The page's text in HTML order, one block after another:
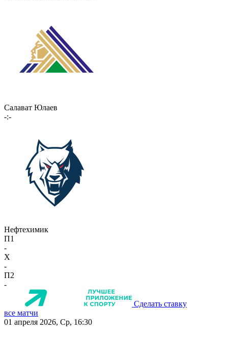
Салават Юлаев
-:-
Нефтехимик
П1
-
X
-
П2
-
Сделать ставку
все матчи
01 апреля 2026, Ср, 16:30